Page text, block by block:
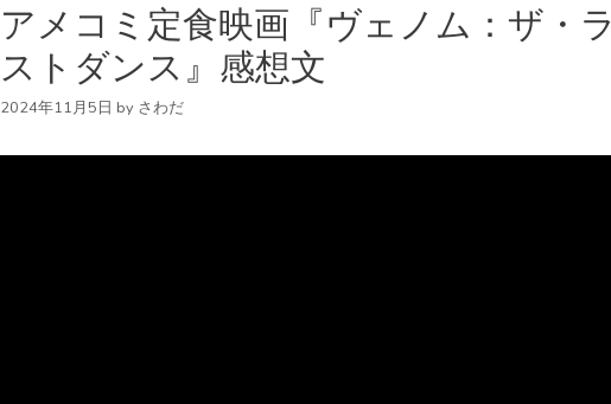
アメコミ定食映画『ヴェノム：ザ・ラ
ストダンス』感想文
2024年11月5日 by さわだ